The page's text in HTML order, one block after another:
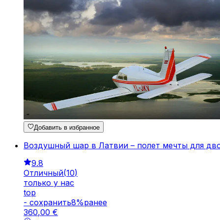
Добавить в избранное
Воздушный шар в Латвии – полет мечты для
9.8
Отличный(10)
только у нас
top
- cохранить8%ранее
360,00 €